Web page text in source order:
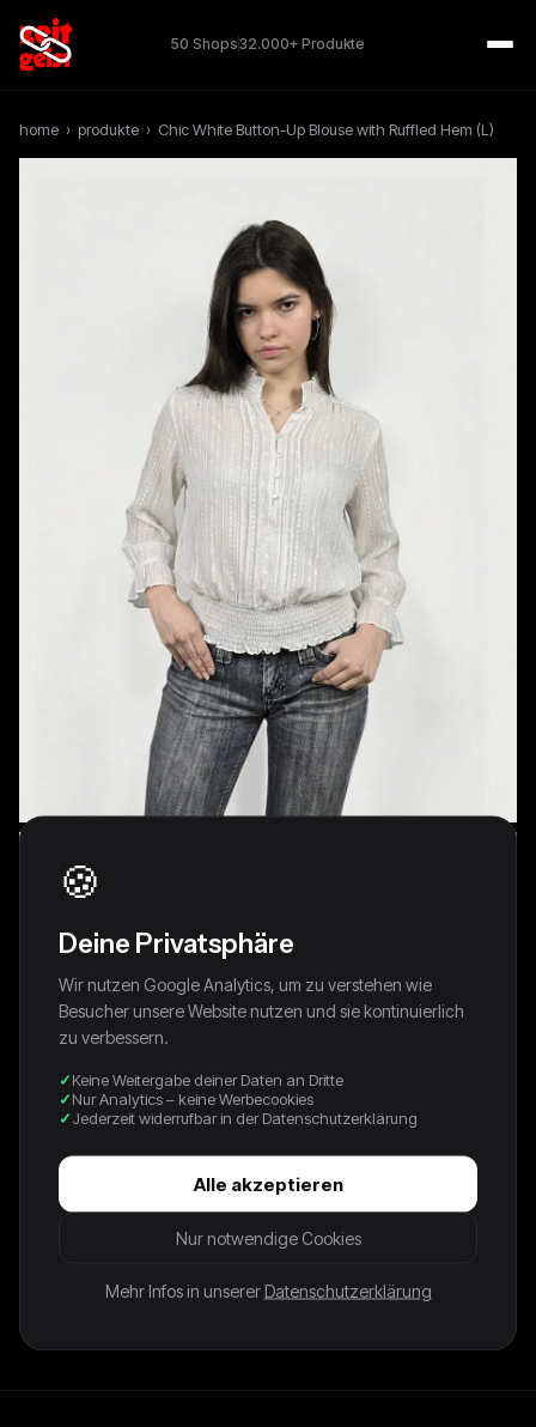
50 Shops32.000+ Produkte
home › produkte › Chic White Button-Up Blouse with Ruffled Hem (L)
Chic White Button-Up Blouse with
Ruffled Hem (L)
20,95 €
Rippendesign und einer lässigen Passform. Die kleinen
Knöpfe und der weich geraffte Saum sorgen für einen
entspannten Look. Aus 100% Polyester gefertigt, fühlt es
Day Outfit oder einfach zum Chillen mit Freunden. Model ist
🍪
Deine Privatsphäre
Wir nutzen Google Analytics, um zu verstehen wie
Besucher unsere Website nutzen und sie kontinuierlich
zu verbessern.
Keine Weitergabe deiner Daten an Dritte
Nur Analytics – keine Werbecookies
Jederzeit widerrufbar in der Datenschutzerklärung
Alle akzeptieren
Nur notwendige Cookies
Mehr Infos in unserer Datenschutzerklärung